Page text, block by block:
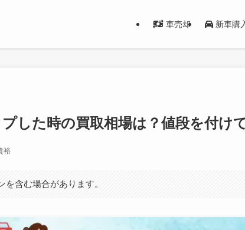
車売却 新車購
した時の買取相場は？値段を付け
裕
含む場合があります。